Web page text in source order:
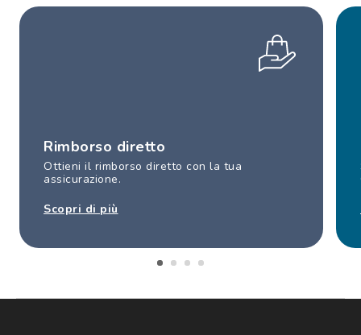
Rimborso diretto
Ottieni il rimborso diretto con la tua
assicurazione.
Scopri di più